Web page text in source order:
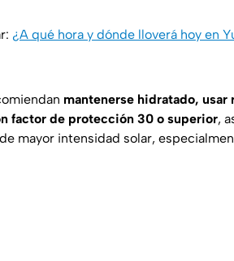
¿A qué hora y dónde lloverá hoy en
mantenerse hidratado,
factor de protección 30 o superior,
mayor intensidad solar,